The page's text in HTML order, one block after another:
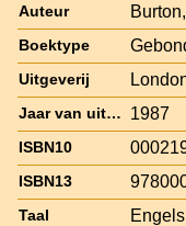
Auteur
Boektype
Uitgeverij
Jaar van uitgave 1987
ISBN10
ISBN13
Taal Engels